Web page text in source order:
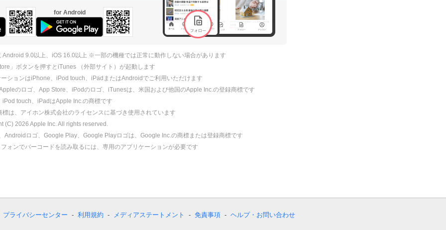
for Android
Android 9.0以上、iOS 16.0以上 ※一部の機種では正常に動作しない場合があります
」ボタンを押すとiTunes （外部サイト）が起動します
ションはiPhone、iPod touch、iPadまたはAndroidでご利用いただけます
のロゴ、App Store、iPodのロゴ、iTunesは、米国および他国のApple Inc.の登録商標です
iPod touch、iPadはApple Inc.の商標です
は、アイホン株式会社のライセンスに基づき使用されています
(C) 2026 Apple Inc. All rights reserved.
Androidロゴ、Google Play、Google Playロゴは、Google Inc.の商標または登録商標です
ォンでバーコードを読み取るには、専用のアプリケーションが必要です
プライバシーセンター 利用規約 メディアステートメント 免責事項 ヘルプ・お問い合わせ